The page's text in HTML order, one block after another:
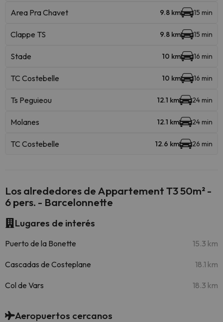
Area Pra Chavet 9.8 km 15 min
Clappe TS 9.8 km 15 min
Stade 10 km 16 min
TC Costebelle 10 km 16 min
Ts Peguieou 12.1 km 24 min
Molanes 12.1 km 24 min
TC Costebelle 12.6 km 26 min
Los alrededores de Appartement T3 50m² -
6 pers. - Barcelonnette
Lugares de interés
Puerto de la Bonette 15.3 km
Cascadas de Costeplane 18.1 km
Col de Vars 18.3 km
Aeropuertos cercanos